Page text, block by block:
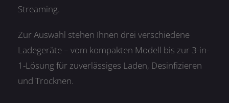
Streaming.
Zur Auswahl stehen Ihnen drei verschiedene
Ladegeräte – vom kompakten Modell bis zur 3-in-
1-Lösung für zuverlässiges Laden, Desinfizieren
und Trocknen.